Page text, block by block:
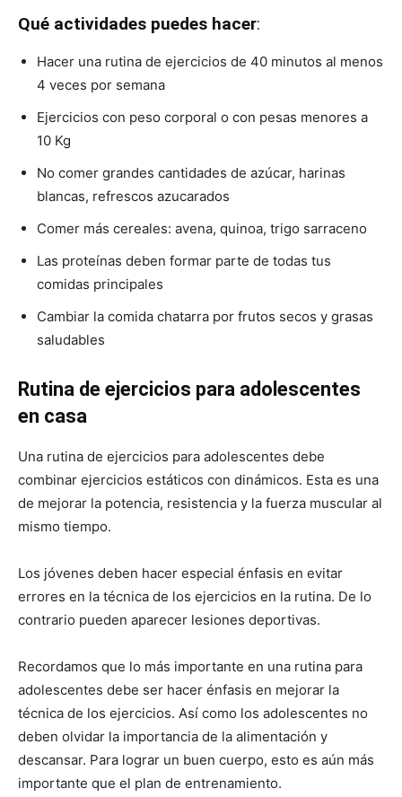
Qué actividades puedes hacer:
Hacer una rutina de ejercicios de 40 minutos al menos
4 veces por semana
Ejercicios con peso corporal o con pesas menores a
10 Kg
No comer grandes cantidades de azúcar, harinas
blancas, refrescos azucarados
Comer más cereales: avena, quinoa, trigo sarraceno
Las proteínas deben formar parte de todas tus
comidas principales
Cambiar la comida chatarra por frutos secos y grasas
saludables
Rutina de ejercicios para adolescentes
en casa
Una rutina de ejercicios para adolescentes debe
combinar ejercicios estáticos con dinámicos. Esta es una
de mejorar la potencia, resistencia y la fuerza muscular al
mismo tiempo.
Los jóvenes deben hacer especial énfasis en evitar
errores en la técnica de los ejercicios en la rutina. De lo
contrario pueden aparecer lesiones deportivas.
Recordamos que lo más importante en una rutina para
adolescentes debe ser hacer énfasis en mejorar la
técnica de los ejercicios. Así como los adolescentes no
deben olvidar la importancia de la alimentación y
descansar. Para lograr un buen cuerpo, esto es aún más
importante que el plan de entrenamiento.